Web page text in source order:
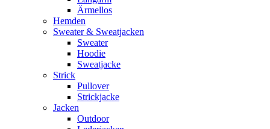
Ärmellos
Hemden
Sweater & Sweatjacken
Sweater
Hoodie
Sweatjacke
Strick
Pullover
Strickjacke
Jacken
Outdoor